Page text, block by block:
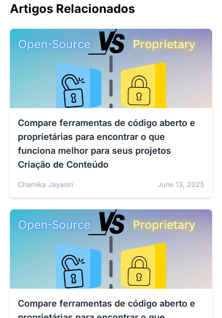
Artigos Relacionados
Compare ferramentas de código aberto e
proprietárias para encontrar o que
funciona melhor para seus projetos
Criação de Conteúdo
Chamika Jayasiri June 13, 2025
Compare ferramentas de código aberto e